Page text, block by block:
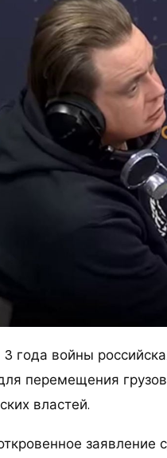
3 года войны
перемещения
властей.
заявление